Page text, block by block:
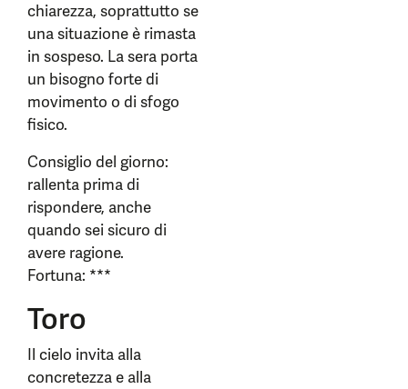
chiarezza, soprattutto se
una situazione è rimasta
in sospeso. La sera porta
un bisogno forte di
movimento o di sfogo
fisico.
Consiglio del giorno:
rallenta prima di
rispondere, anche
quando sei sicuro di
avere ragione.
Fortuna: ***
Toro
Il cielo invita alla
concretezza e alla